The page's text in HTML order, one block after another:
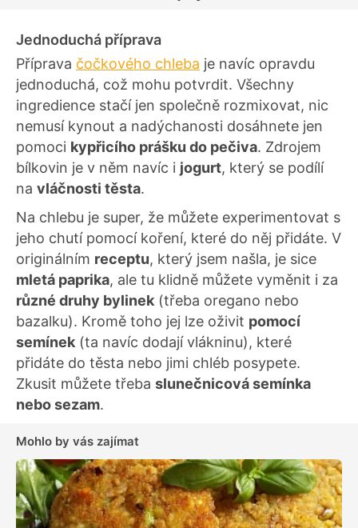
Jednoduchá příprava
Příprava čočkového chleba je navíc opravdu
jednoduchá, což mohu potvrdit. Všechny
ingredience stačí jen společně rozmixovat, nic
nemusí kynout a nadýchanosti dosáhnete jen
pomoci kypřicího prášku do pečiva. Zdrojem
bílkovin je v něm navíc i jogurt, který se podílí
na vláčnosti těsta.
Na chlebu je super, že můžete experimentovat s
jeho chutí pomocí koření, které do něj přidáte. V
originálním receptu, který jsem našla, je sice
mletá paprika, ale tu klidně můžete vyměnit i za
různé druhy bylinek (třeba oregano nebo
bazalku). Kromě toho jej lze oživit pomocí
semínek (ta navíc dodají vlákninu), které
přidáte do těsta nebo jimi chléb posypete.
Zkusit můžete třeba slunečnicová semínka
nebo sezam.
Mohlo by vás zajímat